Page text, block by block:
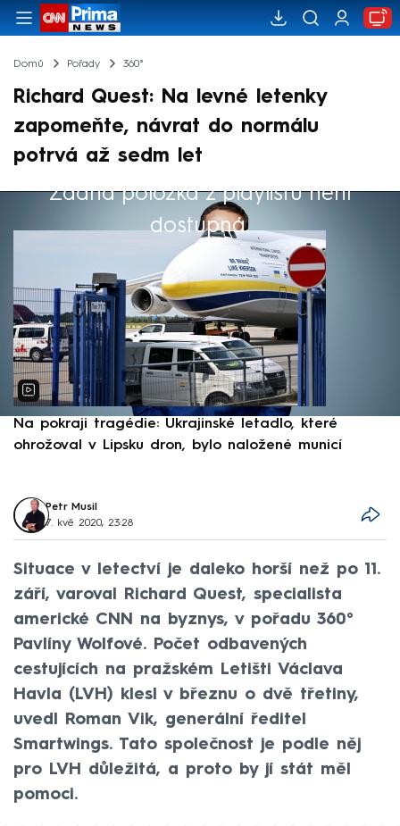
Domů Pořady 360°
Richard Quest: Na levné letenky
zapomeňte, návrat do normálu
potrvá až sedm let
Žádná položka z playlistu není
dostupná.
Výběr redakce
Na pokraji tragédie: Ukrajinské letadlo, které
ohrožoval v Lipsku dron, bylo naložené municí
Petr Musil
7. kvě 2020, 23:28
Situace v letectví je daleko horší než po 11.
září, varoval Richard Quest, specialista
americké CNN na byznys, v pořadu 360°
Pavlíny Wolfové. Počet odbavených
cestujících na pražském Letišti Václava
Havla (LVH) klesl v březnu o dvě třetiny,
uvedl Roman Vik, generální ředitel
Smartwings. Tato společnost je podle něj
pro LVH důležitá, a proto by jí stát měl
pomoci.